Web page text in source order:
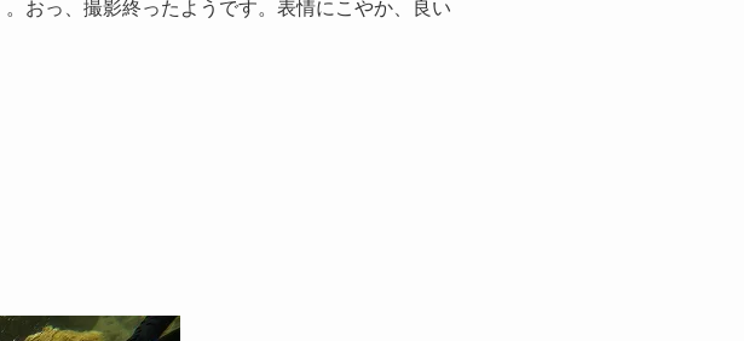
おっ、撮影終ったようです。表情にこやか、良い